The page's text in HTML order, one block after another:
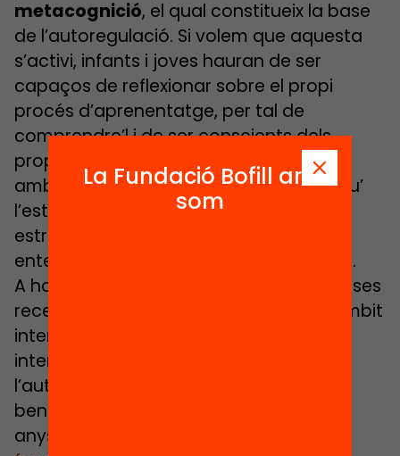
metacognició, el qual constitueix la base
de l’autoregulació. Si volem que aquesta
s’activi, infants i joves hauran de ser
capaços de reflexionar sobre el propi
procés d’aprenentatge, per tal de
comprendre’l i de ser conscients dels
propis coneixements i habilitats. Només
amb aquest ‘coneixement metacognitiu’
l’estudiant serà autònom en l’ús de les
estratègies d’aprenentatge, ja que
entendrà per què i quan s’han d’utilitzar.
A hores d’ara sabem, gràcies a nombroses
recerques que s’han dut a terme en l’àmbit
internacional, que els programes i les
intervencions adreçades a fomentar
l’autoregulació són de les que més
beneficien a l’alumnat. De fet, ara fa 4
anys, en el marc de la iniciativa
La Fundació Bofill ara
som